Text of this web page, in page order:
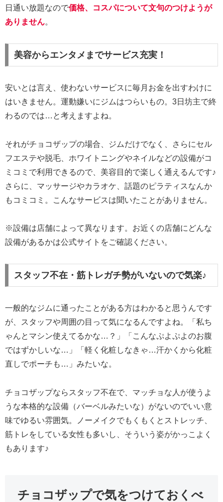
日通い放題なので価格、コスパについて文句のつけようが
ありません。
美容からエンタメまでサービス充実！
安いとは言え、使わないサービスに毎月お金を出すわけに
はいきません。運動嫌いにジムはつらいもの。3日坊主で終
わるのでは…と考えますよね。
それがチョコザップの場合、ジムだけでなく、さらにセル
フエステや脱毛、ホワイトニングやネイルなどの設備がコ
ミコミで利用できるので、美容目的で楽しく通えるんです♪
さらに、マッサージやカラオケ、話題のピラティスなんか
もコミコミ。こんなサービスは聞いたことがありません。
※設備は店舗によって異なります。お近くの店舗にどんな
設備があるかは公式サイトをご確認ください。
スタッフ不在・筋トレガチ勢がいないので気楽♪
一般的なジムに通ったことがある方はわかると思うんです
が、スタッフや周囲の目って気になるんですよね。「私ち
ゃんとマシン使えてるかな…？」「こんなぷよぷよのお腹
ではずかしいな…」「軽く化粧しなきゃ…汗かくから化粧
直しでポーチも…」みたいな。
チョコザップならスタッフ不在で、マッチョな人が使うよ
うな本格的な設備（バーベルみたいな）がないのでいい意
味でゆるい雰囲気。ノーメイクでもくもくとストレッチ、
筋トレをしている女性も多いし、そういう姿がかっこよく
もあります♪
チョコザップで気をつけておくべ